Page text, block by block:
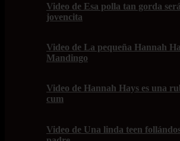
Video de Esa polla tan gorda
jovencita
Video de La pequeña Hannah
Mandingo
Video de Hannah Hays es una
cum
Video de Una linda teen